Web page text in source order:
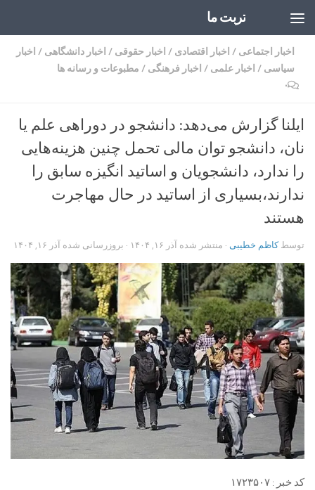
تربت ما
اخبار اجتماعی / اخبار اقتصادی / اخبار حقوقی / اخبار دانشگاهی / اخبار
سیاسی / اخبار علمی / اخبار فرهنگی / مطبوعات و رسانه ها
۰
ایلنا گزارش می‌دهد: دانشجو در دوراهی علم یا
نان، دانشجو توان مالی تحمل چنین هزینه‌هایی
را ندارد، دانشجویان و اساتید انگیزه سابق را
ندارند،بسیاری از اساتید در حال مهاجرت
هستند
توسطکاظم خطیبی · منتشر شده آذر ۱۶, ۱۴۰۴ · بروزرسانی شده آذر ۱۶, ۱۴۰۴
کد خبر : ۱۷۲۳۵۰۷